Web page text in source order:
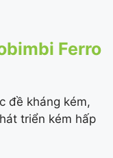
Ferro
đề kháng kém,
triển kém hấp